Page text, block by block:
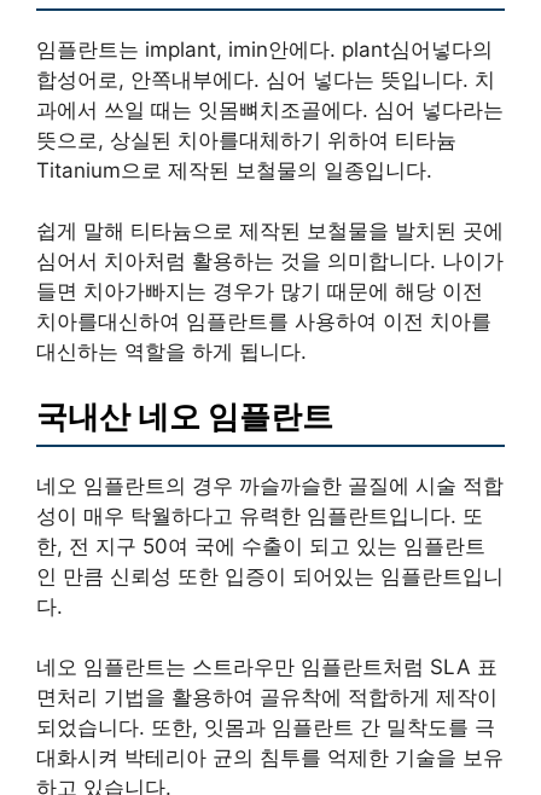
임플란트는 implant, imin안에다. plant심어넣다의
합성어로, 안쪽내부에다. 심어 넣다는 뜻입니다. 치
과에서 쓰일 때는 잇몸뼈치조골에다. 심어 넣다라는
뜻으로, 상실된 치아를대체하기 위하여 티타늄
Titanium으로 제작된 보철물의 일종입니다.
쉽게 말해 티타늄으로 제작된 보철물을 발치된 곳에
심어서 치아처럼 활용하는 것을 의미합니다. 나이가
들면 치아가빠지는 경우가 많기 때문에 해당 이전
치아를대신하여 임플란트를 사용하여 이전 치아를
대신하는 역할을 하게 됩니다.
국내산 네오 임플란트
네오 임플란트의 경우 까슬까슬한 골질에 시술 적합
성이 매우 탁월하다고 유력한 임플란트입니다. 또
한, 전 지구 50여 국에 수출이 되고 있는 임플란트
인 만큼 신뢰성 또한 입증이 되어있는 임플란트입니
다.
네오 임플란트는 스트라우만 임플란트처럼 SLA 표
면처리 기법을 활용하여 골유착에 적합하게 제작이
되었습니다. 또한, 잇몸과 임플란트 간 밀착도를 극
대화시켜 박테리아 균의 침투를 억제한 기술을 보유
하고 있습니다.